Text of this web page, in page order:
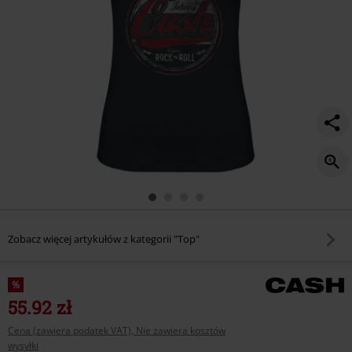
Zobacz więcej artykułów z kategorii "Top"
%
55.92 zł
Cena (zawiera podatek VAT), Nie zawiera kosztów
wysyłki